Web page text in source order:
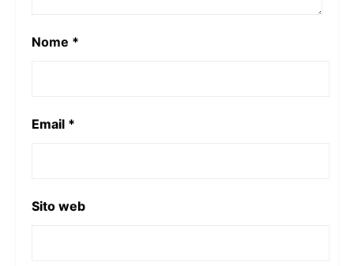
Nome *
Email *
Sito web